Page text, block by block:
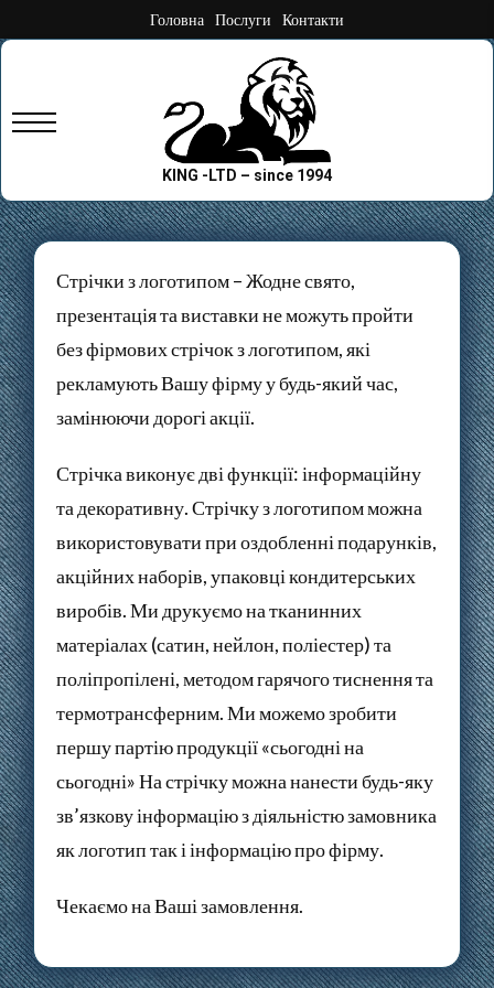
to
Головна Послуги Контакти
KING -LTD – since 1994
Primary
Стрічки з логотипом – Жодне свято,
презентація та виставки не можуть пройти
без фірмових стрічок з логотипом, які
рекламують Вашу фірму у будь-який час,
замінюючи дорогі акції.
Стрічка виконує дві функції: інформаційну
та декоративну. Стрічку з логотипом можна
використовувати при оздобленні подарунків,
акційних наборів, упаковці кондитерських
виробів. Ми друкуємо на тканинних
матеріалах (сатин, нейлон, поліестер) та
поліпропілені, методом гарячого тиснення та
термотрансферним. Ми можемо зробити
першу партію продукції «сьогодні на
сьогодні» На стрічку можна нанести будь-яку
зв’язкову інформацію з діяльністю замовника
як логотип так і інформацію про фірму.
Чекаємо на Ваші замовлення.